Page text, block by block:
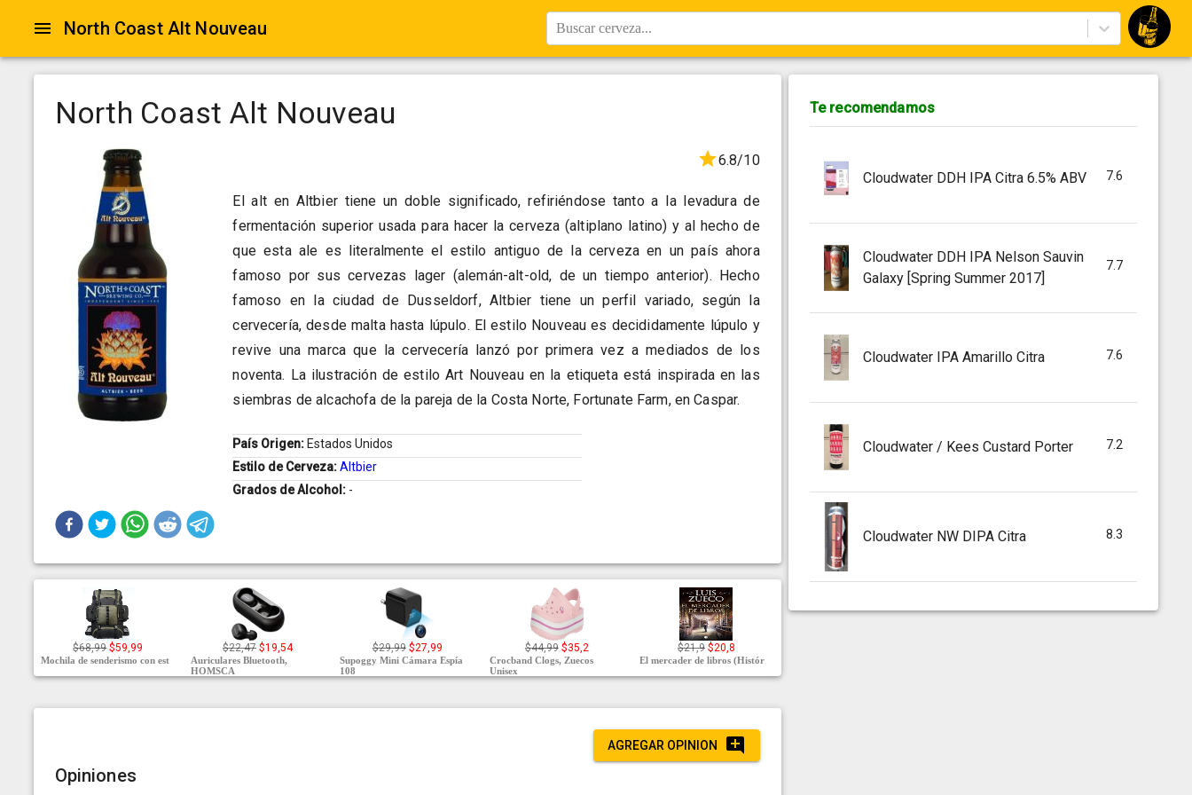
North Coast Alt Nouveau Buscar cerveza...
North Coast Alt Nouveau
6.8/10
El alt en Altbier tiene un doble significado, refiriéndose tanto a la levadura de
fermentación superior usada para hacer la cerveza (altiplano latino) y al hecho de
que esta ale es literalmente el estilo antiguo de la cerveza en un país ahora
famoso por sus cervezas lager (alemán-alt-old, de un tiempo anterior). Hecho
famoso en la ciudad de Dusseldorf, Altbier tiene un perfil variado, según la
cervecería, desde malta hasta lúpulo. El estilo Nouveau es decididamente lúpulo y
revive una marca que la cervecería lanzó por primera vez a mediados de los
noventa. La ilustración de estilo Art Nouveau en la etiqueta está inspirada en las
siembras de alcachofa de la pareja de la Costa Norte, Fortunate Farm, en Caspar.
País Origen: Estados Unidos
Estilo de Cerveza:Altbier
Grados de Alcohol: -
$68,99 $59,99
Mochila de senderismo con est
$22,47 $19,54
Auriculares Bluetooth,
HOMSCA
$29,99 $27,99
Supoggy Mini Cámara Espía
108
$44,99 $35,2
Crocband Clogs, Zuecos
Unisex
$21,9 $20,8
El mercader de libros (Histór
AGREGAR OPINION
Opiniones
Te recomendamos
Cloudwater DDH IPA Citra 6.5% ABV 7.6
Cloudwater DDH IPA Nelson Sauvin
Galaxy [Spring Summer 2017]
7.7
Cloudwater IPA Amarillo Citra 7.6
Cloudwater / Kees Custard Porter 7.2
Cloudwater NW DIPA Citra 8.3